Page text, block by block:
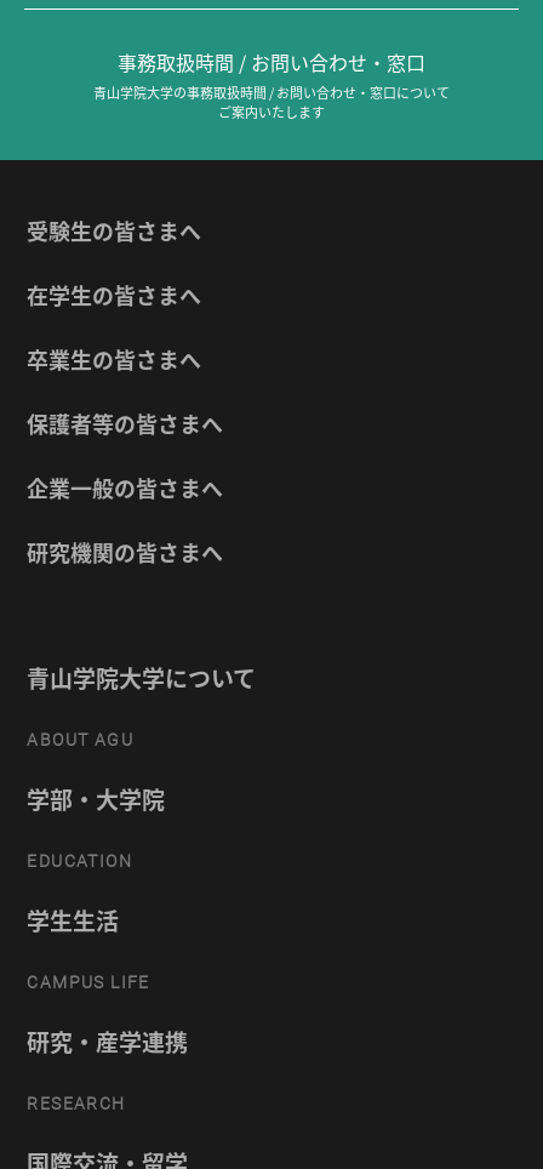
事務取扱時間 / お問い合わせ・窓口
青山学院大学の事務取扱時間 / お問い合わせ・窓口について
ご案内いたします
受験生の皆さまへ
在学生の皆さまへ
卒業生の皆さまへ
保護者等の皆さまへ
企業一般の皆さまへ
研究機関の皆さまへ
青山学院大学について
ABOUT AGU
学部・大学院
EDUCATION
学生生活
CAMPUS LIFE
研究・産学連携
RESEARCH